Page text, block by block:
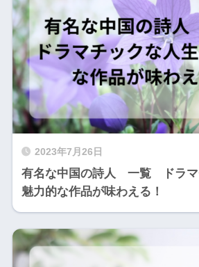
2023年7月26日
有名な中国の詩人 一覧 ドラマ
魅力的な作品が味わえる！